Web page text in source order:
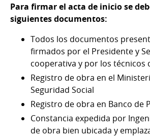
Para firmar el acta de inicio se
siguientes documentos:
Todos los documentos
firmados por el Presidente y
cooperativa y por los técnicos
Registro de obra en el
Seguridad Social
Registro de obra en Banco de
Constancia expedida por
de obra bien ubicada y